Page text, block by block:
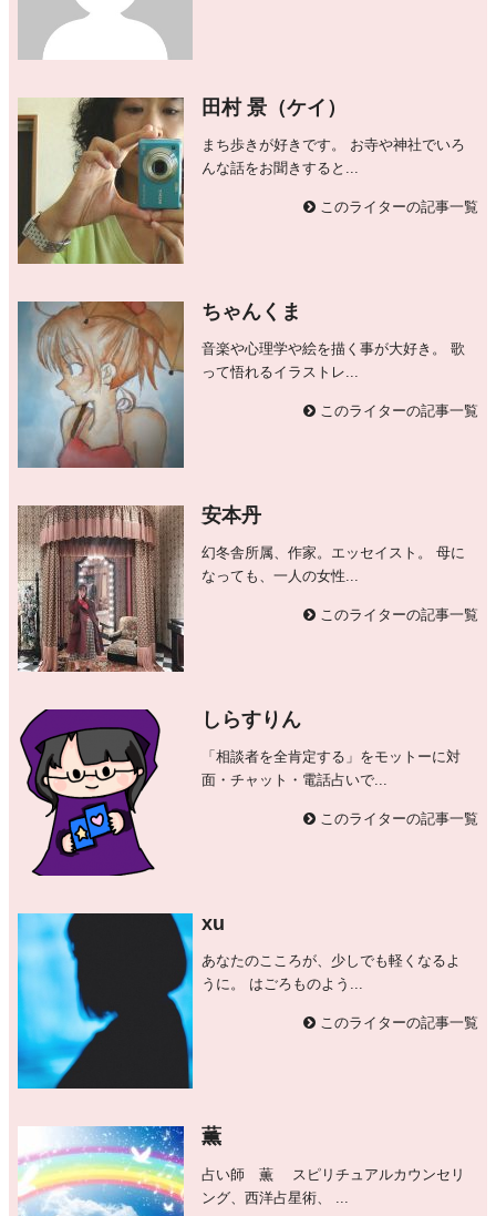
田村 景（ケイ）
まち歩きが好きです。 お寺や神社でいろ
んな話をお聞きすると...
このライターの記事一覧
ちゃんくま
音楽や心理学や絵を描く事が大好き。 歌
って悟れるイラストレ...
このライターの記事一覧
安本丹
幻冬舎所属、作家。エッセイスト。 母に
なっても、一人の女性...
このライターの記事一覧
しらすりん
「相談者を全肯定する」をモットーに対
面・チャット・電話占いで...
このライターの記事一覧
xu
あなたのこころが、少しでも軽くなるよ
うに。 はごろものよう...
このライターの記事一覧
薫
占い師 薫 スピリチュアルカウンセリ
ング、西洋占星術、 ...